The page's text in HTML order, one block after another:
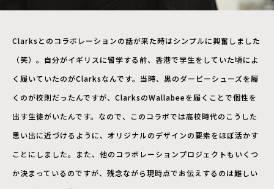
Clarksとのコラボレーションの話が来た時はシンプルに興奮しました
（笑）。自分がイギリスに留学する前、香港で学生をしていた頃によ
く履いていたのがClarksなんです。当時、黒のダービーシューズを履
くのが校則だったんですが、ClarksのWallabeeを履くことで個性を
出す生徒がいたんです。なので、このコラボでは高校時代のこうした
思い出に近づけるように、オリジナルのデザインの要素をほぼ活かす
ことにしました。また、他のコラボレーションプロジェクトもいくつ
か決まっているのですが、残念ながら現時点でお伝えするのは難しい